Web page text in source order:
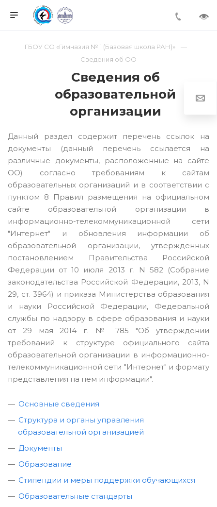
ГБОУ СО «Гимназия № 1 (Базовая школа РАН)»
Сведения об ОО
Сведения об
образовательной
организации
Данный раздел содержит перечень ссылок на
документы (данный перечень ссылается на
различные документы, расположенные на сайте
ОО) согласно требованиям к сайтам
образовательных организаций и в соответствии с
пунктом 8 Правил размещения на официальном
сайте образовательной организации в
информационно-телекоммуникационной сети
"Интернет" и обновления информации об
образовательной организации, утвержденных
постановлением Правительства Российской
Федерации от 10 июля 2013 г. N 582 (Собрание
законодательства Российской Федерации, 2013, N
29, ст. 3964) и приказа Министерства образования
и науки Российской Федерации, Федеральной
службы по надзору в сфере образования и науки
от 29 мая 2014 г. № 785 "Об утверждении
требований к структуре официального сайта
образовательной организации в информационно-
телекоммуникационной сети "Интернет" и формату
представления на нем информации".
Основные сведения
Структура и органы управления
образовательной организацией
Документы
Образование
Стипендии и меры поддержки обучающихся
Образовательные стандарты